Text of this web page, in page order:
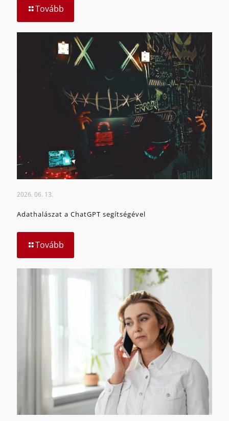
Tovább
2026. 06. 13.
Adathalászat a ChatGPT segítségével
Tovább